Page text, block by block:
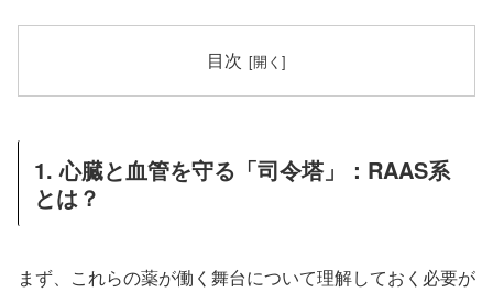
目次
1. 心臓と血管を守る「司令塔」：RAAS系
とは？
まず、これらの薬が働く舞台について理解しておく必要が